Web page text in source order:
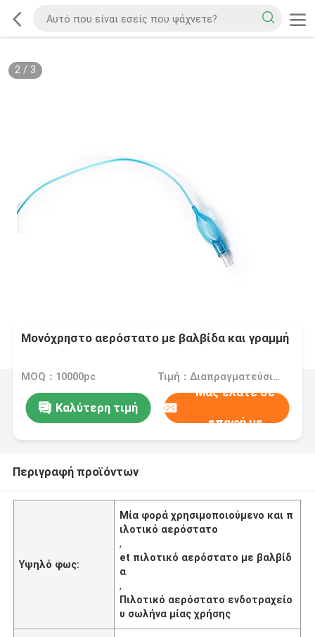
2/ 3
Μονόχρηστο αερόστατο με βαλβίδα και γραμμή
MOQ：10000pc Τιμή：Διαπραγματεύσιμα
Καλύτερη τιμή
Μας ελάτε σε
επαφή με
Περιγραφή προϊόντων
Υψηλό φως:
Μία φορά χρησιμοποιούμενο και π
ιλοτικό αερόστατο
,
et πιλοτικό αερόστατο με βαλβίδ
α
,
Πιλοτικό αερόστατο ενδοτραχείο
υ σωλήνα μίας χρήσης